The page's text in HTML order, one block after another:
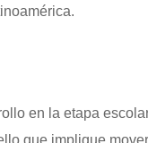
en la etapa
que implique